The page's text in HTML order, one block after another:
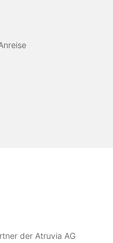
der Atruvia AG